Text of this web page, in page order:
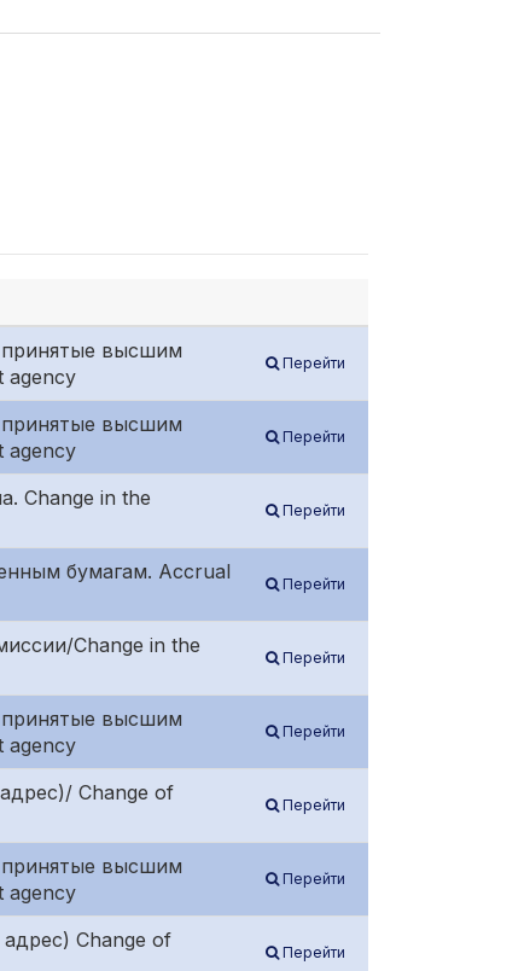
принятые высшим
agency
Перейти
принятые высшим
agency
Перейти
Change in the
Перейти
бумагам. Accrual
Перейти
Change in the
Перейти
принятые высшим
agency
Перейти
Change of
Перейти
принятые высшим
agency
Перейти
Change of
Перейти